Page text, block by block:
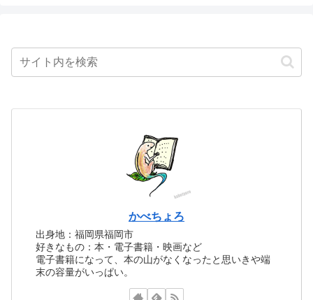
かべちょろ
出身地：福岡県福岡市
好きなもの：本・電子書籍・映画など
電子書籍になって、本の山がなくなったと思いきや端
末の容量がいっぱい。